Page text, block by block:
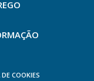
COOKIES